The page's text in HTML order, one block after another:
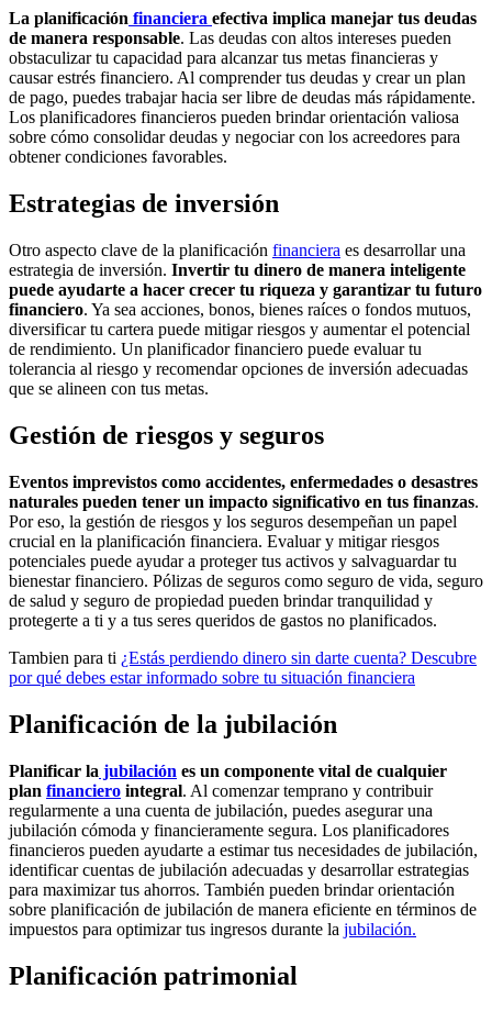
La planificación financiera efectiva implica manejar tus deudas
de manera responsable. Las deudas con altos intereses pueden
obstaculizar tu capacidad para alcanzar tus metas financieras y
causar estrés financiero. Al comprender tus deudas y crear un plan
de pago, puedes trabajar hacia ser libre de deudas más rápidamente.
Los planificadores financieros pueden brindar orientación valiosa
sobre cómo consolidar deudas y negociar con los acreedores para
obtener condiciones favorables.
Estrategias de inversión
Otro aspecto clave de la planificación financiera es desarrollar una
estrategia de inversión. Invertir tu dinero de manera inteligente
puede ayudarte a hacer crecer tu riqueza y garantizar tu futuro
financiero. Ya sea acciones, bonos, bienes raíces o fondos mutuos,
diversificar tu cartera puede mitigar riesgos y aumentar el potencial
de rendimiento. Un planificador financiero puede evaluar tu
tolerancia al riesgo y recomendar opciones de inversión adecuadas
que se alineen con tus metas.
Gestión de riesgos y seguros
Eventos imprevistos como accidentes, enfermedades o desastres
naturales pueden tener un impacto significativo en tus finanzas.
Por eso, la gestión de riesgos y los seguros desempeñan un papel
crucial en la planificación financiera. Evaluar y mitigar riesgos
potenciales puede ayudar a proteger tus activos y salvaguardar tu
bienestar financiero. Pólizas de seguros como seguro de vida, seguro
de salud y seguro de propiedad pueden brindar tranquilidad y
protegerte a ti y a tus seres queridos de gastos no planificados.
Tambien para ti ¿Estás perdiendo dinero sin darte cuenta? Descubre
por qué debes estar informado sobre tu situación financiera
Planificación de la jubilación
Planificar la jubilación es un componente vital de cualquier
plan financiero integral. Al comenzar temprano y contribuir
regularmente a una cuenta de jubilación, puedes asegurar una
jubilación cómoda y financieramente segura. Los planificadores
financieros pueden ayudarte a estimar tus necesidades de jubilación,
identificar cuentas de jubilación adecuadas y desarrollar estrategias
para maximizar tus ahorros. También pueden brindar orientación
sobre planificación de jubilación de manera eficiente en términos de
impuestos para optimizar tus ingresos durante la jubilación.
Planificación patrimonial